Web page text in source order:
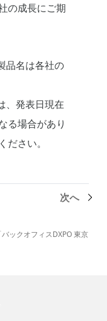
の成長にご期
品名は各社の
、発表日現在
る場合があり
ださい。
次へ
バックオフィスDXPO 東京